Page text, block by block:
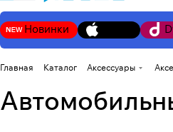
Новинки
Главная Каталог Аксессуары